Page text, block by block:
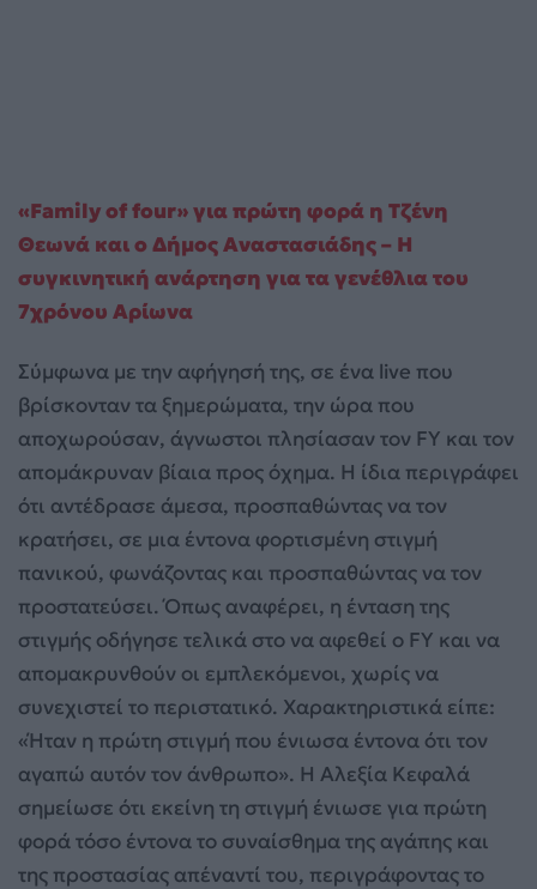
«Family of four» για πρώτη φορά η Τζένη
Θεωνά και ο Δήμος Αναστασιάδης – Η
συγκινητική ανάρτηση για τα γενέθλια του
7χρόνου Αρίωνα
Σύμφωνα με την αφήγησή της, σε ένα live που
βρίσκονταν τα ξημερώματα, την ώρα που
αποχωρούσαν, άγνωστοι πλησίασαν τον FY και τον
απομάκρυναν βίαια προς όχημα. Η ίδια περιγράφει
ότι αντέδρασε άμεσα, προσπαθώντας να τον
κρατήσει, σε μια έντονα φορτισμένη στιγμή
πανικού, φωνάζοντας και προσπαθώντας να τον
προστατεύσει. Όπως αναφέρει, η ένταση της
στιγμής οδήγησε τελικά στο να αφεθεί ο FY και να
απομακρυνθούν οι εμπλεκόμενοι, χωρίς να
συνεχιστεί το περιστατικό. Χαρακτηριστικά είπε:
«Ήταν η πρώτη στιγμή που ένιωσα έντονα ότι τον
αγαπώ αυτόν τον άνθρωπο». Η Αλεξία Κεφαλά
σημείωσε ότι εκείνη τη στιγμή ένιωσε για πρώτη
φορά τόσο έντονα το συναίσθημα της αγάπης και
της προστασίας απέναντί του, περιγράφοντας το